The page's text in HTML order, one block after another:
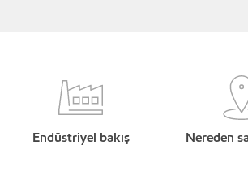
Endüstriyel bakış Nereden